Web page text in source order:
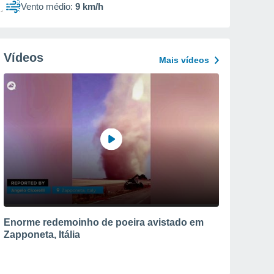
Vento médio: 9 km/h
Vídeos Mais vídeos
Enorme redemoinho de poeira avistado em
Zapponeta, Itália